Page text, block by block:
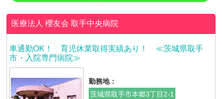
医療法人 櫻友会取手中央病院
車通勤OK！ 育児休業取得実績あり！ ≪茨城県取手
市・入院専門病院≫
勤務地：
茨城県取手市本郷3丁目2-1